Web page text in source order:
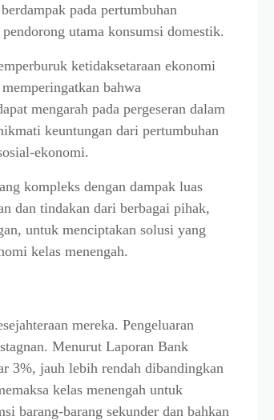
pada pertumbuhan
utama konsumsi domestik.
ketidaksetaraan ekonomi
bahwa
mengarah pada pergeseran dalam
keuntungan dari pertumbuhan
ekonomi.
kompleks dengan dampak luas
dan tindakan dari berbagai pihak,
untuk menciptakan solusi yang
kelas menengah.
mereka. Pengeluaran
Menurut Laporan Bank
3%, jauh lebih rendah dibandingkan
kelas menengah untuk
barang-barang sekunder dan bahkan